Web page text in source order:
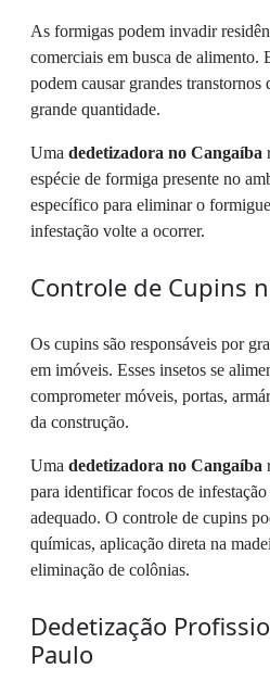
As formigas podem invadir
comerciais em busca de alimento.
podem causar grandes transtornos
grande quantidade.
Uma dedetizadora no Cangaíba
espécie de formiga presente no
específico para eliminar o
infestação volte a ocorrer.
Controle de Cupins
Os cupins são responsáveis por
em imóveis. Esses insetos se
comprometer móveis, portas,
da construção.
Uma dedetizadora no Cangaíba
para identificar focos de
adequado. O controle de cupins
químicas, aplicação direta na
eliminação de colônias.
Dedetização
Paulo